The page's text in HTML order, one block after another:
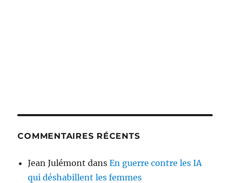
COMMENTAIRES RÉCENTS
Jean Julémont dansEn guerre contre les IA
qui déshabillent les femmes